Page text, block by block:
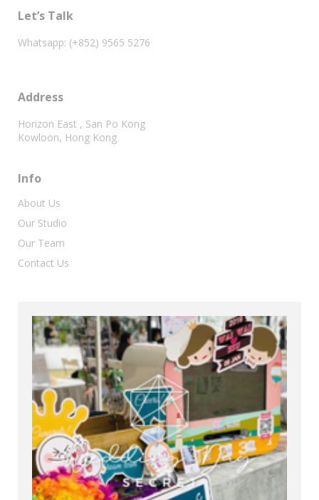
Let’s Talk
Whatsapp: (+852) 9565 5276
Address
Horizon East , San Po Kong
Kowloon, Hong Kong
Info
About Us
Our Studio
Our Team
Contact Us